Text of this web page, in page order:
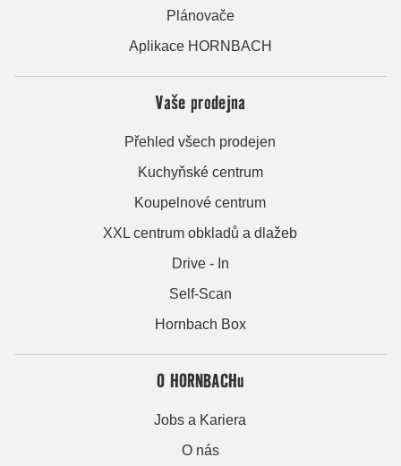
Plánovače
Aplikace HORNBACH
Vaše prodejna
Přehled všech prodejen
Kuchyňské centrum
Koupelnové centrum
XXL centrum obkladů a dlažeb
Drive - In
Self-Scan
Hornbach Box
O HORNBACHu
Jobs a Kariera
O nás